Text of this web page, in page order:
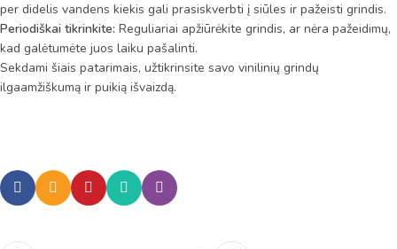
per didelis vandens kiekis gali prasiskverbti į siūles ir pažeisti grindis.
Periodiškai tikrinkite: Reguliariai apžiūrėkite grindis, ar nėra pažeidimų,
kad galėtumėte juos laiku pašalinti.
Sekdami šiais patarimais, užtikrinsite savo vinilinių grindų
ilgaamžiškumą ir puikią išvaizdą.